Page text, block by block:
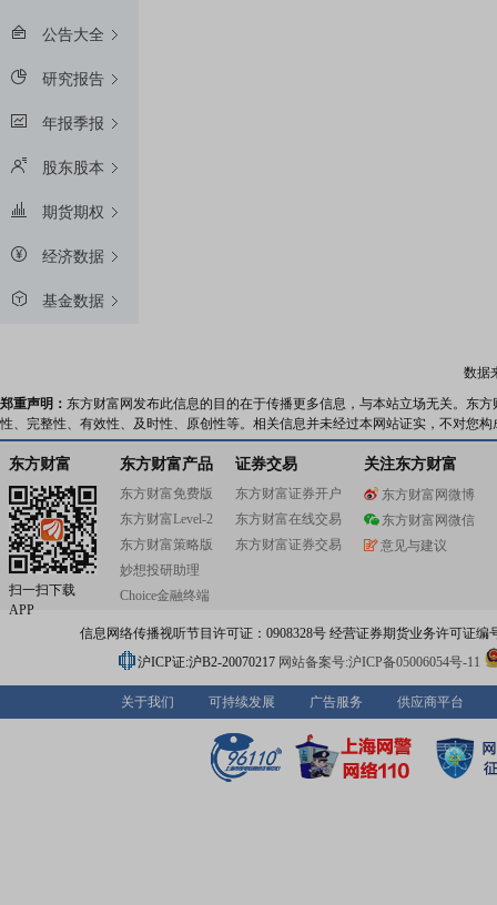
公告大全
研究报告
年报季报
股东股本
期货期权
经济数据
基金数据
数据
郑重声明： 东方财富网发布此信息的目的在于传播更多信息，与本站立场无关。东
性、完整性、有效性、及时性、原创性等。相关信息并未经过本网站证实，不对您
东方财富
扫一扫下载
APP
东方财富产品
东方财富免费版
东方财富Level-2
东方财富策略版
妙想投研助理
Choice金融终端
证券交易
东方财富证券开户
东方财富在线交易
东方财富证券交易
关注东方财富
东方财富网微博
东方财富网微信
意见与建议
信息网络传播视听节目许可证：0908328号 经营证券期货业务许可证编
沪ICP证:沪B2-20070217 网站备案号:沪ICP备05006054号-11
关于我们 可持续发展 广告服务 供应商平台